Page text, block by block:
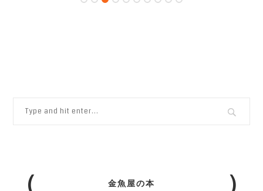
金魚屋の本